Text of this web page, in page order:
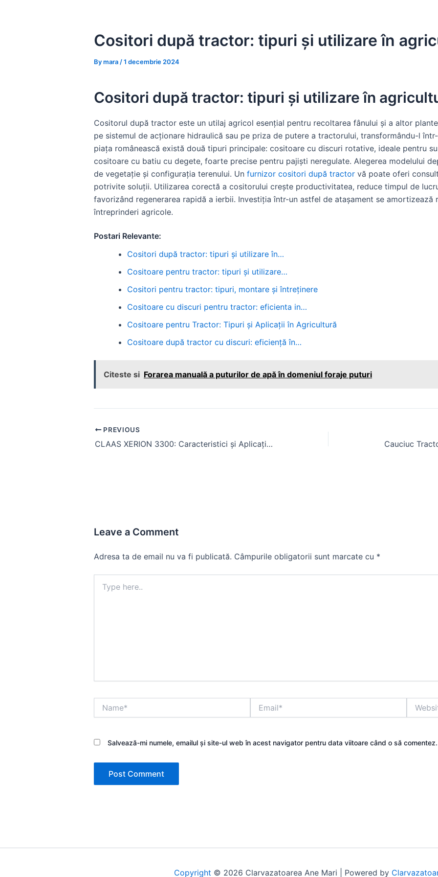
Cositori după tractor: tipuri și utilizare în
Bymara /1 decembrie 2024
Cositori după tractor: tipuri și utilizare în
Cositorul după tractor este un utilaj agricol esențial pentru recoltarea fânului și a altor
pe sistemul de acționare hidraulică sau pe priza de putere a tractorului, transformându-l
piața românească există două tipuri principale: cositoare cu discuri rotative, ideale pentru
cositoare cu batiu cu degete, foarte precise pentru pajiști neregulate. Alegerea modelului
de vegetație și configurația terenului. Un furnizor cositori după tractor vă poate oferi
potrivite soluții. Utilizarea corectă a cositorului crește productivitatea, reduce timpul de
favorizând regenerarea rapidă a ierbii. Investiția într-un astfel de atașament se amortizează
întreprinderi agricole.
Postari Relevante:
Cositori după tractor: tipuri și utilizare în…
Cositoare pentru tractor: tipuri și utilizare…
Cositori pentru tractor: tipuri, montare și întreținere
Cositoare cu discuri pentru tractor: eficienta in…
Cositoare pentru Tractor: Tipuri și Aplicații în Agricultură
Cositoare după tractor cu discuri: eficiență în…
Citeste si Forarea manuală a puturilor de apă în domeniul foraje puturi
Post
navigation
PREVIOUS
CLAAS XERION 3300: Caracteristici și Aplicații pentru Ferme Mari
Leave a Comment
Adresa ta de email nu va fi publicată. Câmpurile obligatorii sunt marcate cu *
here..
Salvează-mi numele, emailul și site-ul web în acest navigator pentru data viitoare când o să comentez.
Copyright © 2026 Clarvazatoarea Ane Mari | Powered by